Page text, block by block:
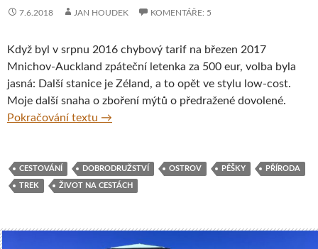
7.6.2018 JAN HOUDEK KOMENTÁŘE: 5
Když byl v srpnu 2016 chybový tarif na březen 2017
Mnichov-Auckland zpáteční letenka za 500 eur, volba byla
jasná: Další stanice je Zéland, a to opět ve stylu low-cost.
Moje další snaha o zboření mýtů o předražené dovolené.
Pokračování textu Jak nechat Nový Zéland vrýt se vám pod
→
CESTOVÁNÍ DOBRODRUŽSTVÍ OSTROV PĚŠKY PŘÍRODA
TREK ŽIVOT NA CESTÁCH